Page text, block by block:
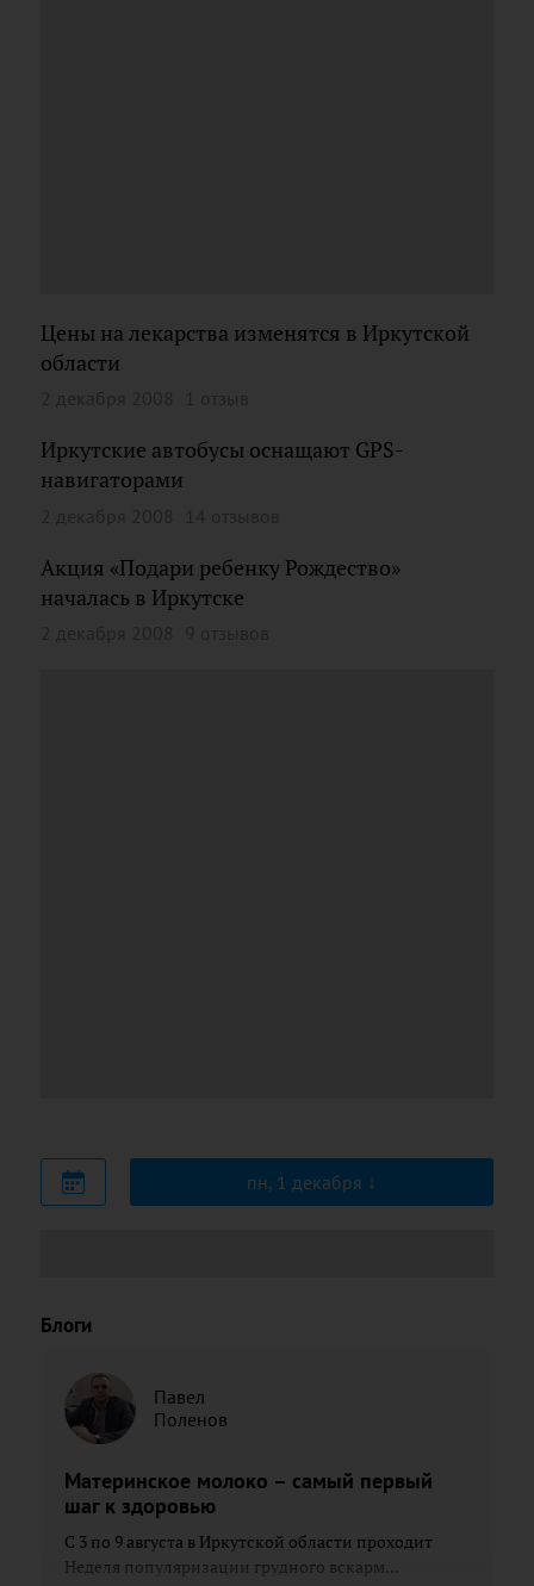
Цены на лекарства изменятся в Иркутской
области
Иркутские автобусы оснащают GPS-
навигаторами
Акция «Подари ребенку Рождество»
началась в Иркутске
пн, 1 декабря
Блоги
Павел
Поленов
Материнское молоко – самый первый
шаг к здоровью
С 3 по 9 августа в Иркутской области проходит
Неделя популяризации грудного вскарм...